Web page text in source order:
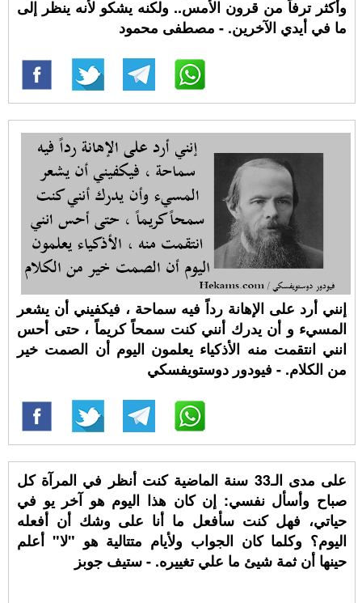
وأكثر ترفاً من قرون الأمس.. ولكنه يشكو لأنه ينظر إلى
ما في أيدي الآخرين. - مصطفى محمود
إنني أرد على اﻹهانة رداً فيه سماحة ، فيكفيني أن يشعر
المسيء و أن يدرك أنني كنت سمحاً كريماً ، حتى أحس
انني انتقمت منه الأذكياء يعلمون اليوم أن الصمت خير
من الكلام. - فيودور دوستويفسكي
على مدى الـ33 سنة الماضية كنت أنظر في المرآة كل
صباح وأسأل نفسي: إن كان هذا اليوم هو آخر يو في
حياتي، فهل كنت سأفعل ما أنا على وشك أن أفعله
اليوم؟ وكلما كان الجواب ولأيام متتالية هو "لا" أعلم
حينها أن ثمة شيئ ما علي تغييره. - ستيف جوبز